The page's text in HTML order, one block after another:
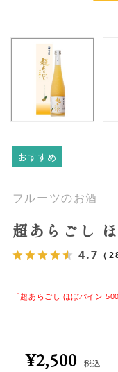
おすすめ
フルーツのお酒
超あらごし
4.7 （
「超あらごし ほぼパイン
¥2,500 税込